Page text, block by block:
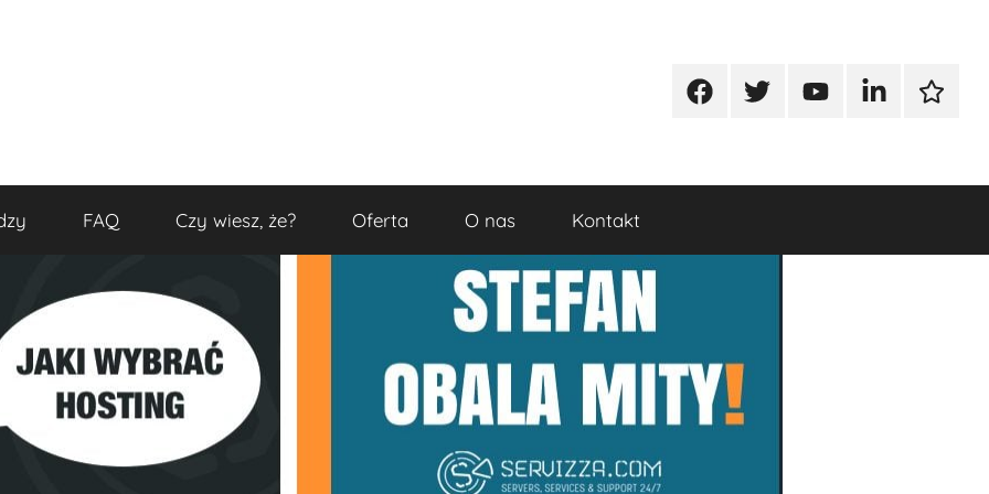
FacebookTwitterYoutubeLinkedinGoogle
FAQ Czy wiesz, że? Oferta O nas Kontakt